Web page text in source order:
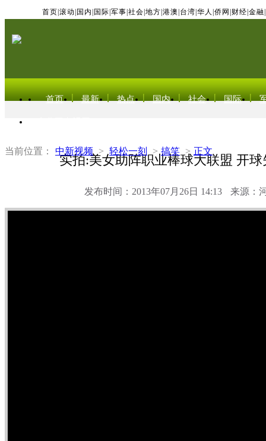
首页 滚动 国内 国际 军事 社会 地方 港澳 台湾 华人 侨网 财经 金融
首页 最新 热点 国内 社会 国际
当前位置： 中新视频 > 轻松一刻 > 搞笑 > 正文
实拍:美女助阵职业棒球大联盟 开
发布时间：2013年07月26日 14:13 来源：